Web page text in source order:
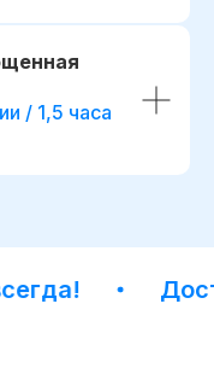
/ 1,5 часа
Доступ